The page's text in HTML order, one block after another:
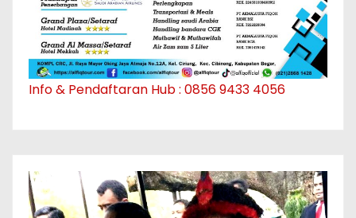
Info & Pendaftaran Hub : 0856 9433 4056